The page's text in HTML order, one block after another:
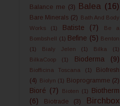
Balance me (3) Balea (16)
Bare Minerals (2) Bath And Body
Works
(1) Batiste (7)
Be a
Bombshell (1) Befine (5) Benton
(1)
Bialy Jelen (1) Bilka
(1)
BilkaCoop
(1) Bioderma (9)
Biofficina Toscana (1)
Biofresh
(4) Biolyn (1) Bioprogramme (2)
Bioré (7) Bioten (1)
Biotherm
(6)
Biotrade (3)
Birchbox